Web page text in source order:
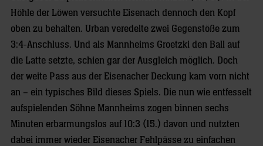
Höhle der Löwen versuchte Eisenach dennoch den Kopf
oben zu behalten. Urban veredelte zwei Gegenstöße zum
3:4-Anschluss. Und als Mannheims Groetzki den Ball auf
die Latte setzte, schien gar der Ausgleich möglich. Doch
der weite Pass aus der Eisenacher Deckung kam vorn nicht
an – ein typisches Bild dieses Spiels. Die nun wie entfesselt
aufspielenden Söhne Mannheims zogen binnen sechs
Minuten erbarmungslos auf 10:3 (15.) davon und nutzten
dabei immer wieder Eisenacher Fehlpässe zu einfachen